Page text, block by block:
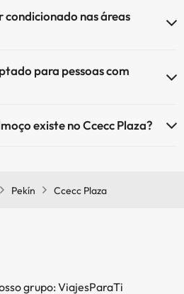
condicionado nas áreas
para pessoas com
existe no Ccecc Plaza?
Pekín Ccecc Plaza
grupo: ViajesParaTi